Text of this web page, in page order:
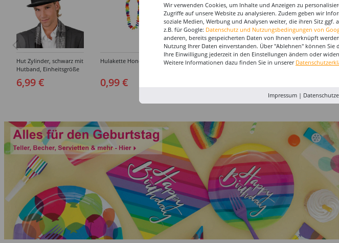
Hut Zylinder, schwarz mit
Hutband, Einheitsgröße
6,99 €
Hulakette Honolulu
0,99 €
Hut Pirat Jack, braun
Perücke Unisex Super-
Wir verwenden Cookies, um Inhalte und Anzeigen zu
Zugriffe auf unsere Website zu analysieren. Zudem geben wir
soziale Medien, Werbung und Analysen weiter, die ihren Sitz
z.B. für Google: Datenschutz und Nutzungsbedingungen von
anderen, bereits gespeicherten Daten von Ihnen verknüpft
Nutzung Ihrer Daten einverstanden. Über "Ablehnen" können
Ihre Einwilligung jederzeit in den Einstellungen ändern oder
Weitere Informationen dazu finden Sie in unserer
Impressum|